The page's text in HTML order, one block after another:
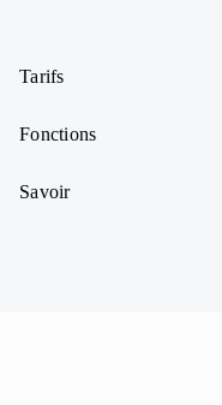
Tarifs
Fonctions
Savoir